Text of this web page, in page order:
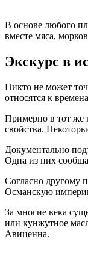
В основе любого
вместе мяса,
Экскурс в
Никто не может
относятся к
Примерно в тот же
свойства.
Документально
Одна из них
Согласно другому
Османскую
За многие века
или кунжутное
Авиценна.